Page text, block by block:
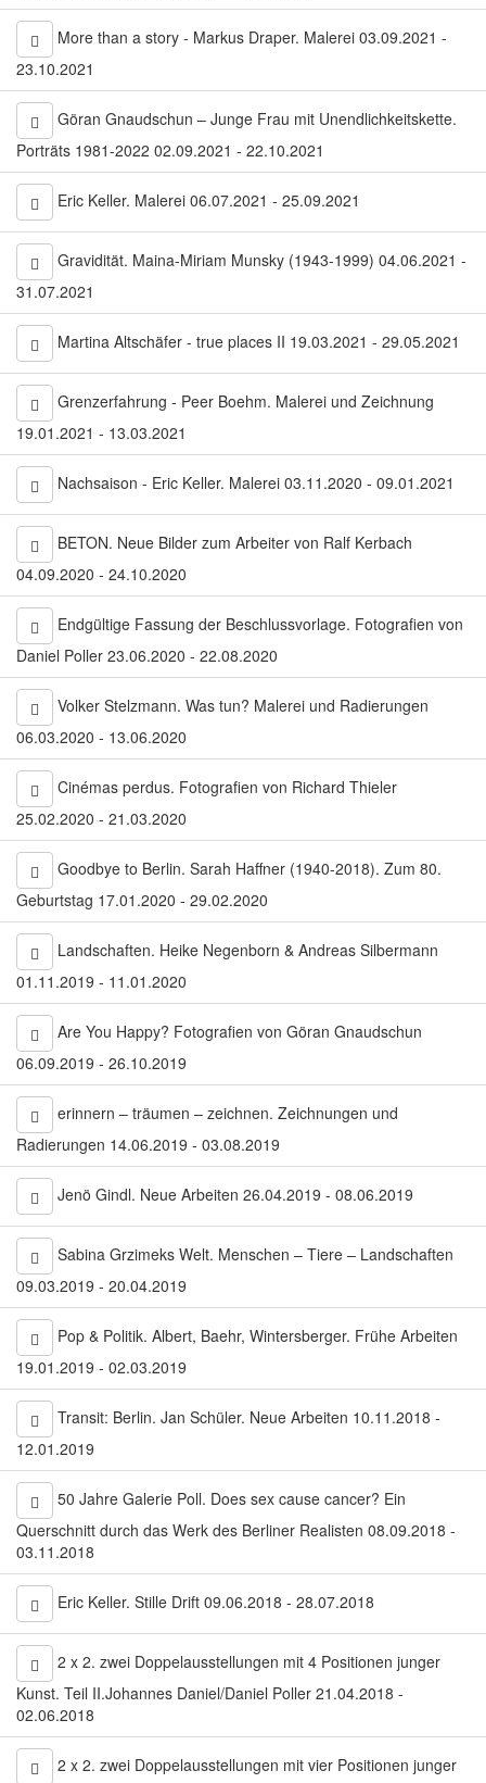
More than a story - Markus Draper. Malerei 03.09.2021 -
23.10.2021
Göran Gnaudschun – Junge Frau mit Unendlichkeitskette.
Porträts 1981-2022 02.09.2021 - 22.10.2021
Eric Keller. Malerei 06.07.2021 - 25.09.2021
Gravidität. Maina-Miriam Munsky (1943-1999) 04.06.2021 -
31.07.2021
Martina Altschäfer - true places II 19.03.2021 - 29.05.2021
Grenzerfahrung - Peer Boehm. Malerei und Zeichnung
19.01.2021 - 13.03.2021
Nachsaison - Eric Keller. Malerei 03.11.2020 - 09.01.2021
BETON. Neue Bilder zum Arbeiter von Ralf Kerbach
04.09.2020 - 24.10.2020
Endgültige Fassung der Beschlussvorlage. Fotografien von
Daniel Poller 23.06.2020 - 22.08.2020
Volker Stelzmann. Was tun? Malerei und Radierungen
06.03.2020 - 13.06.2020
Cinémas perdus. Fotografien von Richard Thieler
25.02.2020 - 21.03.2020
Goodbye to Berlin. Sarah Haffner (1940-2018). Zum 80.
Geburtstag 17.01.2020 - 29.02.2020
Landschaften. Heike Negenborn & Andreas Silbermann
01.11.2019 - 11.01.2020
Are You Happy? Fotografien von Göran Gnaudschun
06.09.2019 - 26.10.2019
erinnern – träumen – zeichnen. Zeichnungen und
Radierungen 14.06.2019 - 03.08.2019
Jenö Gindl. Neue Arbeiten 26.04.2019 - 08.06.2019
Sabina Grzimeks Welt. Menschen – Tiere – Landschaften
09.03.2019 - 20.04.2019
Pop & Politik. Albert, Baehr, Wintersberger. Frühe Arbeiten
19.01.2019 - 02.03.2019
Transit: Berlin. Jan Schüler. Neue Arbeiten 10.11.2018 -
12.01.2019
50 Jahre Galerie Poll. Does sex cause cancer? Ein
Querschnitt durch das Werk des Berliner Realisten 08.09.2018 -
03.11.2018
Eric Keller. Stille Drift 09.06.2018 - 28.07.2018
2 x 2. zwei Doppelausstellungen mit 4 Positionen junger
Kunst. Teil II.Johannes Daniel/Daniel Poller 21.04.2018 -
02.06.2018
2 x 2. zwei Doppelausstellungen mit vier Positionen junger